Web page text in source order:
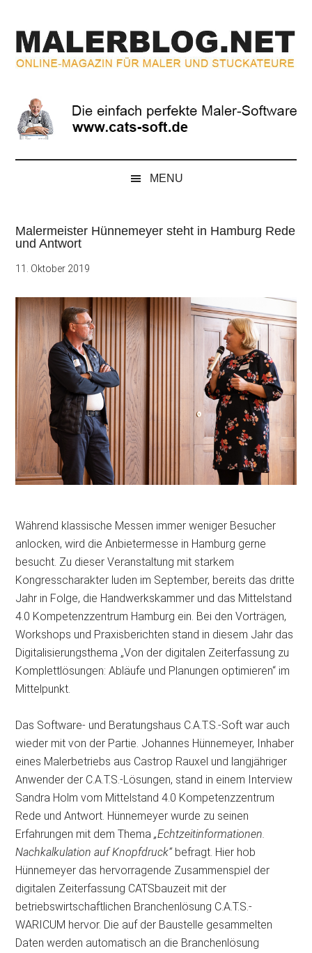
springen
secondary
menu
springen
springen
Magazin
für
Maler
und
MENU
Malermeister Hünnemeyer steht in Hamburg Rede
und Antwort
11. Oktober 2019
Während klassische Messen immer weniger Besucher
anlocken, wird die Anbietermesse in Hamburg gerne
besucht. Zu dieser Veranstaltung mit starkem
Kongresscharakter luden im September, bereits das dritte
Jahr in Folge, die Handwerkskammer und das Mittelstand
4.0 Kompetenzzentrum Hamburg ein. Bei den Vorträgen,
Workshops und Praxisberichten stand in diesem Jahr das
Digitalisierungsthema „Von der digitalen Zeiterfassung zu
Komplettlösungen: Abläufe und Planungen optimieren“ im
Mittelpunkt.
Das Software- und Beratungshaus C.A.T.S.-Soft war auch
wieder mit von der Partie. Johannes Hünnemeyer, Inhaber
eines Malerbetriebs aus Castrop Rauxel und langjähriger
Anwender der C.A.T.S.-Lösungen, stand in einem Interview
Sandra Holm vom Mittelstand 4.0 Kompetenzzentrum
Rede und Antwort. Hünnemeyer wurde zu seinen
Erfahrungen mit dem Thema„Echtzeitinformationen.
Nachkalkulation auf Knopfdruck“ befragt. Hier hob
Hünnemeyer das hervorragende Zusammenspiel der
digitalen Zeiterfassung CATSbauzeit mit der
betriebswirtschaftlichen Branchenlösung C.A.T.S.-
WARICUM hervor. Die auf der Baustelle gesammelten
Daten werden automatisch an die Branchenlösung